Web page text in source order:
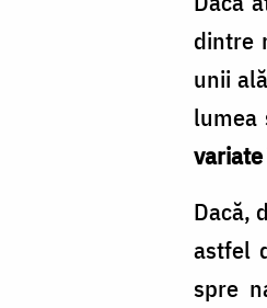
dintre
unii
lumea
Dacă,
astfel
spre